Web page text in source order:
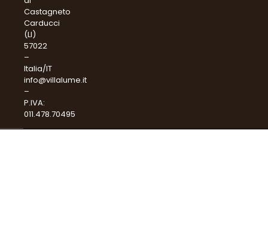
Castagneto
Carducci
(LI)
57022
–
Italia/IT
info@villalume.it
–
P.IVA:
011.478.70495